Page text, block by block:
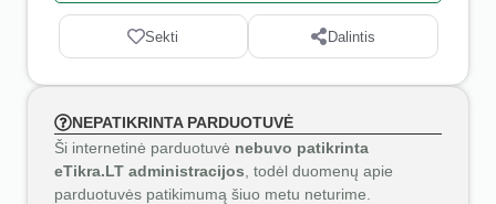
Sekti Dalintis
NEPATIKRINTA PARDUOTUVĖ
Ši internetinė parduotuvė nebuvo patikrinta
eTikra.LT administracijos , todėl duomenų apie
parduotuvės patikimumą šiuo metu neturime.